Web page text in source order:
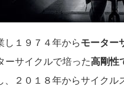
し１９７４年からモーター
ーサイクルで培った高剛性
、２０１８年からサイクル